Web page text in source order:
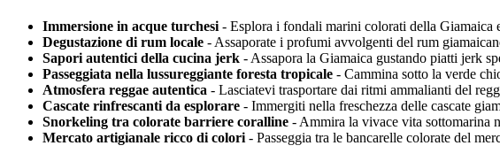
Immersione in acque turchesi - Esplora i fondali marini colorati della Giamaica
Degustazione di rum locale - Assaporate i profumi avvolgenti del rum
Sapori autentici della cucina jerk - Assapora la Giamaica gustando piatti jerk
Passeggiata nella lussureggiante foresta tropicale - Cammina sotto la verde
Atmosfera reggae autentica - Lasciatevi trasportare dai ritmi ammalianti del
Cascate rinfrescanti da esplorare - Immergiti nella freschezza delle cascate
Snorkeling tra colorate barriere coralline - Ammira la vivace vita sottomarina
Mercato artigianale ricco di colori - Passeggia tra le bancarelle colorate del